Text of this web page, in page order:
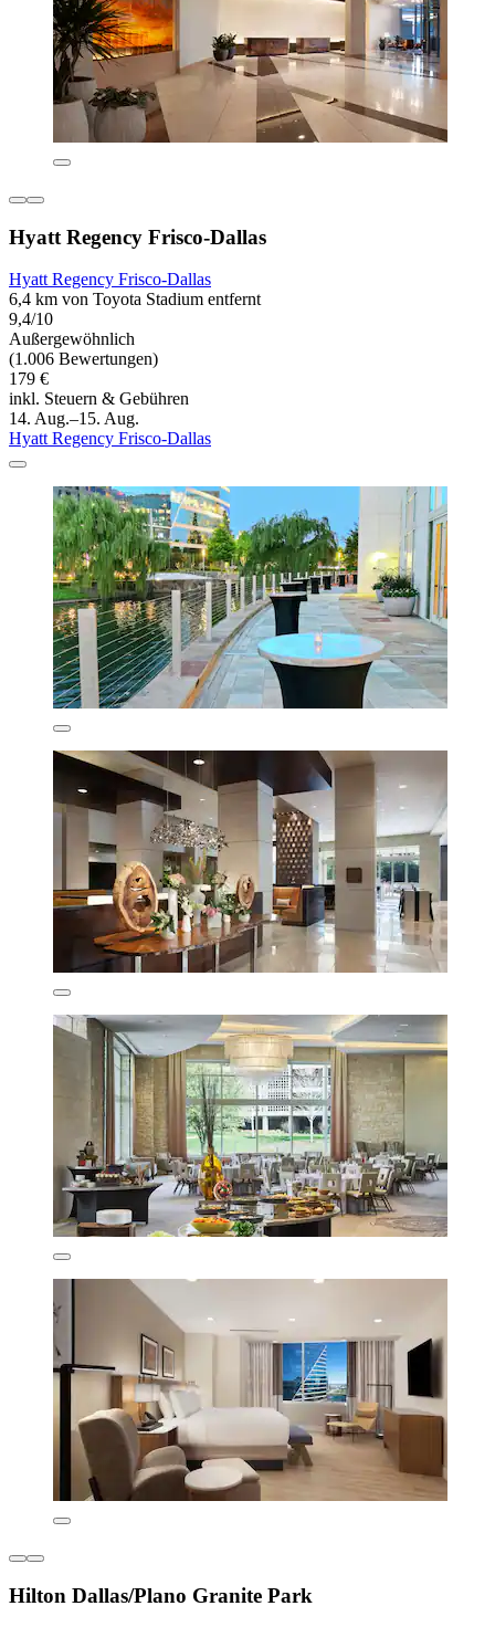
Hyatt Regency Frisco-Dallas
Hyatt Regency Frisco-Dallas
6,4 km von Toyota Stadium entfernt
9,4/10
Außergewöhnlich
(1.006 Bewertungen)
179 €
inkl. Steuern & Gebühren
14. Aug.–15. Aug.
Hyatt Regency Frisco-Dallas
Hilton Dallas/Plano Granite Park